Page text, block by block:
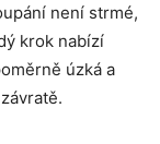
není strmé,
krok nabízí
úzká a